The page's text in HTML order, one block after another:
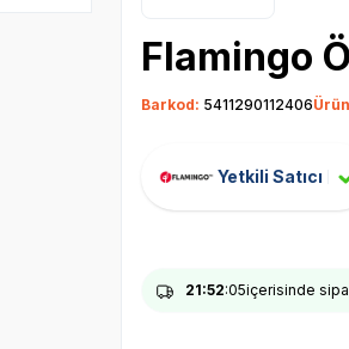
Flamingo
Barkod: 5411290112406
Yetkili Satıcı
21:52:04içerisinde